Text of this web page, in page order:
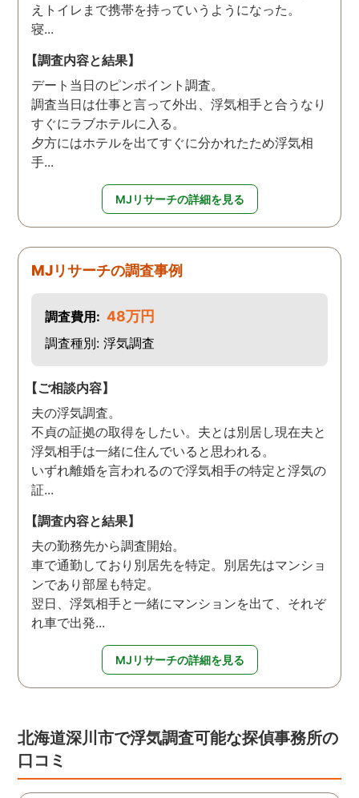
えトイレまで携帯を持っていうようになった。
寝...
【調査内容と結果】
デート当日のピンポイント調査。
調査当日は仕事と言って外出、浮気相手と合うなり
すぐにラブホテルに入る。
夕方にはホテルを出てすぐに分かれたため浮気相
手...
MJリサーチの詳細を見る
MJリサーチの調査事例
調査費用: 48万円
調査種別: 浮気調査
【ご相談内容】
夫の浮気調査。
不貞の証拠の取得をしたい。夫とは別居し現在夫と
浮気相手は一緒に住んでいると思われる。
いずれ離婚を言われるので浮気相手の特定と浮気の
証...
【調査内容と結果】
夫の勤務先から調査開始。
車で通勤しており別居先を特定。別居先はマンショ
ンであり部屋も特定。
翌日、浮気相手と一緒にマンションを出て、それぞ
れ車で出発...
MJリサーチの詳細を見る
北海道深川市で浮気調査可能な探偵事務所の
口コミ